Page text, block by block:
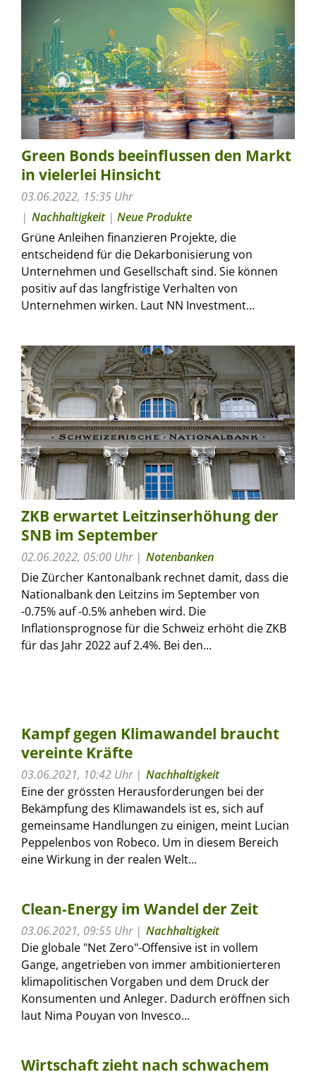
Green Bonds beeinflussen den Markt
in vielerlei Hinsicht
03.06.2022, 15:35 Uhr
Nachhaltigkeit| Neue Produkte
Grüne Anleihen finanzieren Projekte, die
entscheidend für die Dekarbonisierung von
Unternehmen und Gesellschaft sind. Sie können
positiv auf das langfristige Verhalten von
Unternehmen wirken. Laut NN Investment...
ZKB erwartet Leitzinserhöhung der
SNB im September
02.06.2022, 05:00 Uhr
Notenbanken
Die Zürcher Kantonalbank rechnet damit, dass die
Nationalbank den Leitzins im September von
-0.75% auf -0.5% anheben wird. Die
Inflationsprognose für die Schweiz erhöht die ZKB
für das Jahr 2022 auf 2.4%. Bei den...
Kampf gegen Klimawandel braucht
vereinte Kräfte
03.06.2021, 10:42 Uhr
Nachhaltigkeit
Eine der grössten Herausforderungen bei der
Bekämpfung des Klimawandels ist es, sich auf
gemeinsame Handlungen zu einigen, meint Lucian
Peppelenbos von Robeco. Um in diesem Bereich
eine Wirkung in der realen Welt...
Clean-Energy im Wandel der Zeit
03.06.2021, 09:55 Uhr
Nachhaltigkeit
Die globale "Net Zero"-Offensive ist in vollem
Gange, angetrieben von immer ambitionierteren
klimapolitischen Vorgaben und dem Druck der
Konsumenten und Anleger. Dadurch eröffnen sich
laut Nima Pouyan von Invesco...
Wirtschaft zieht nach schwachem